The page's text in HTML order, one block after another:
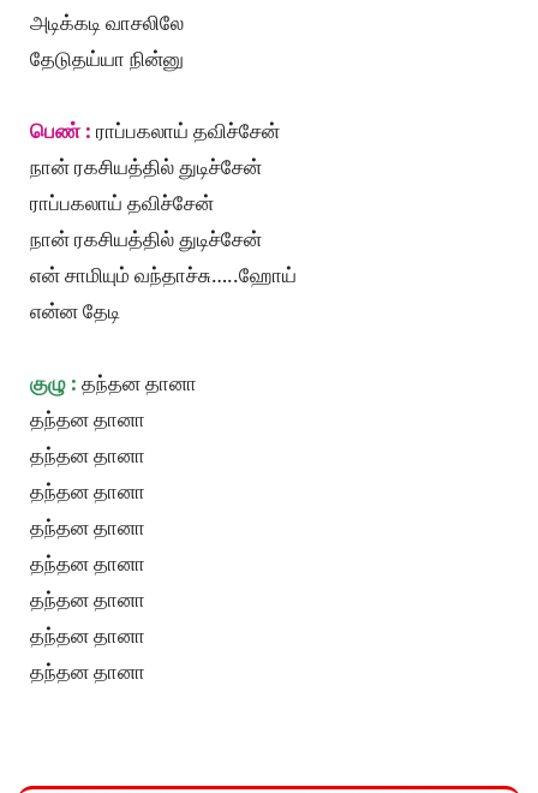
அடிக்கடி வாசலிலே
தேடுதய்யா நின்னு
பெண் : ராப்பகலாய் தவிச்சேன்
நான் ரகசியத்தில் துடிச்சேன்
ராப்பகலாய் தவிச்சேன்
நான் ரகசியத்தில் துடிச்சேன்
என் சாமியும் வந்தாச்சு…..ஹோய்
என்ன தேடி
குழு : தந்தன தானா
தந்தன தானா
தந்தன தானா
தந்தன தானா
தந்தன தானா
தந்தன தானா
தந்தன தானா
தந்தன தானா
தந்தன தானா